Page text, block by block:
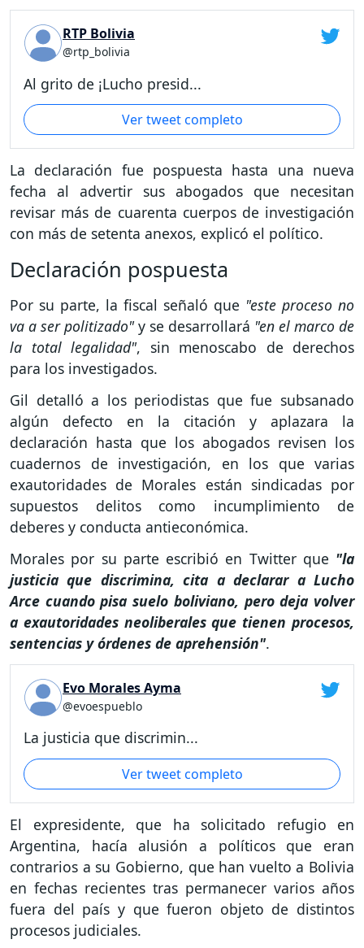
RTP Bolivia
@rtp_bolivia
Al grito de ¡Lucho presid...
Ver tweet completo
La declaración fue pospuesta hasta una nueva
fecha al advertir sus abogados que necesitan
revisar más de cuarenta cuerpos de investigación
con más de setenta anexos, explicó el político.
Declaración pospuesta
Por su parte, la fiscal señaló que "este proceso no
va a ser politizado"y se desarrollará "en el marco de
la total legalidad", sin menoscabo de derechos
para los investigados.
Gil detalló a los periodistas que fue subsanado
algún defecto en la citación y aplazara la
declaración hasta que los abogados revisen los
cuadernos de investigación, en los que varias
exautoridades de Morales están sindicadas por
supuestos delitos como incumplimiento de
deberes y conducta antieconómica.
Morales por su parte escribió en Twitter que "la
justicia que discrimina, cita a declarar a Lucho
Arce cuando pisa suelo boliviano, pero deja volver
a exautoridades neoliberales que tienen procesos,
sentencias y órdenes de aprehensión".
Evo Morales Ayma
@evoespueblo
La justicia que discrimin...
Ver tweet completo
El expresidente, que ha solicitado refugio en
Argentina, hacía alusión a políticos que eran
contrarios a su Gobierno, que han vuelto a Bolivia
en fechas recientes tras permanecer varios años
fuera del país y que fueron objeto de distintos
procesos judiciales.